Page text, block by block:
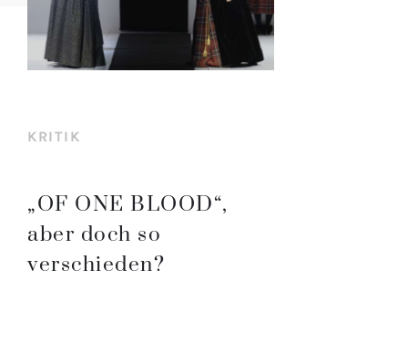
KRITIK
„OF ONE BLOOD“,
aber doch so
verschieden?